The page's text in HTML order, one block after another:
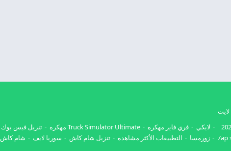
لايكي فري فاير مهكره Truck Simulator Ultimate مهكره تنزيل فيس بوك 2025
7ap زورمسا التطبيقات الأكثر مشاهدة تنزيل شام كاش سوريا لايف شام كاش